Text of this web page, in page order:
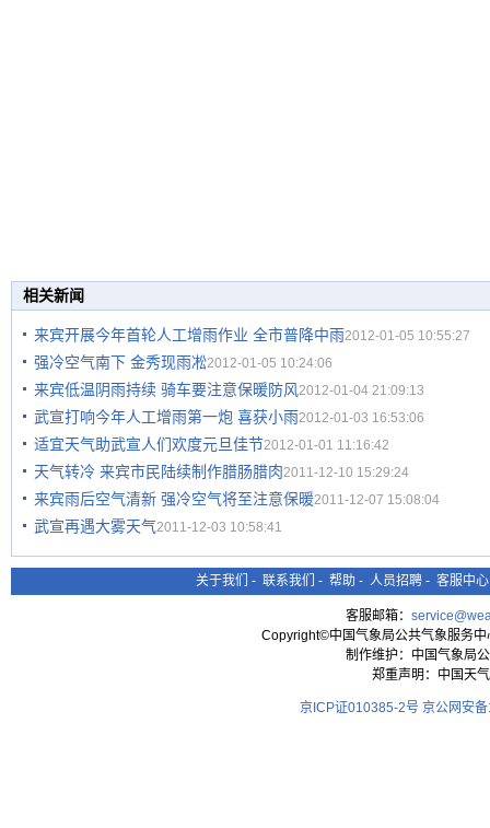
相关新闻
来宾开展今年首轮人工增雨作业 全市普降中雨2012-01-05 10:55:27
强冷空气南下 金秀现雨凇2012-01-05 10:24:06
来宾低温阴雨持续 骑车要注意保暖防风2012-01-04 21:09:13
武宣打响今年人工增雨第一炮 喜获小雨2012-01-03 16:53:06
适宜天气助武宣人们欢度元旦佳节2012-01-01 11:16:42
天气转冷 来宾市民陆续制作腊肠腊肉2011-12-10 15:29:24
来宾雨后空气清新 强冷空气将至注意保暖2011-12-07 15:08:04
武宣再遇大雾天气2011-12-03 10:58:41
关于我们 - 联系我们 - 帮助 - 人员招聘 - 客服中心
客服邮箱：
Copyright©中国气象局公共气象服务
制作维护：中国气象局
郑重声明：中国天
京ICP证010385-2号 京公网安